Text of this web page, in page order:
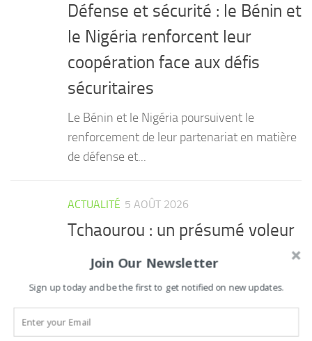
Défense et sécurité : le Bénin et
le Nigéria renforcent leur
coopération face aux défis
sécuritaires
Le Bénin et le Nigéria poursuivent le
renforcement de leur partenariat en matière
de défense et...
ACTUALITÉ 5 AOÛT 2026
Tchaourou : un présumé voleur
de moto interpellé en flagrant
délit au marché
Les éléments du commissariat de
l’arrondissement central de Tchaourou ont
Join Our Newsletter
Sign up today and be the first to get notified on new updates.